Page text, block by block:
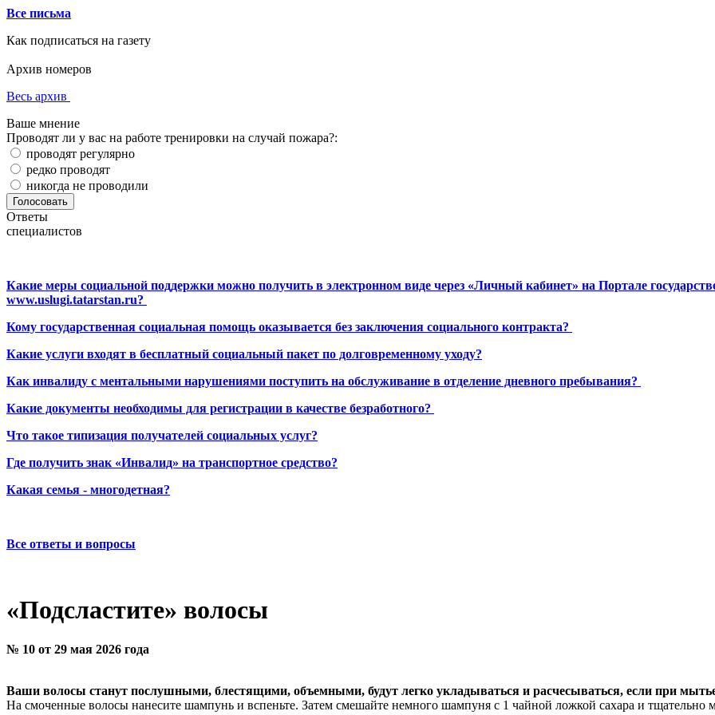
Все письма
Как подписаться на газету
Архив номеров
Весь архив
Ваше мнение
Проводят ли у вас на работе тренировки на случай пожара?:
проводят регулярно
редко проводят
никогда не проводили
Ответы
специалистов
Какие меры социальной поддержки можно получить в электронном виде через «Личный кабинет» на Портале
www.uslugi.tatarstan.ru?
Кому государственная социальная помощь оказывается без заключения социального контракта?
Какие услуги входят в бесплатный социальный пакет по долговременному уходу?
Как инвалиду с ментальными нарушениями поступить на обслуживание в отделение дневного пребывания?
Какие документы необходимы для регистрации в качестве безработного?
Что такое типизация получателей социальных услуг?
Где получить знак «Инвалид» на транспортное средство?
Какая семья - многодетная?
Все ответы и вопросы
«Подсластите» волосы
№ 10 от 29 мая 2026 года
Ваши волосы станут послушными, блестящими, объемными, будут легко укладываться и расчесываться, если при
На смоченные волосы нанесите шампунь и вспеньте. Затем смешайте немного шампуня с 1 чайной ложкой сахара и